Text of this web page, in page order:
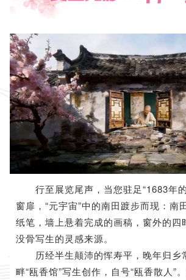
行至展览尾声，当您驻足“1683年
窗扉，“元宇宙”中的南田踱步而现：南
纸笔，墙上悬着完成的画稿，窗外的四
没骨写生的灵感来源。
历经半生颠沛的恽寿平，晚年归乡
畔“瓯香馆”写生创作，自号“瓯香散人”